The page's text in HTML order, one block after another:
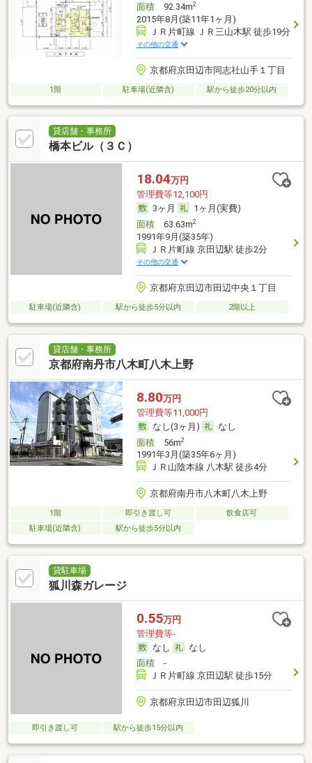
面積92.34m2
2015年8月(築11年1ヶ月)
ＪＲ片町線 ＪＲ三山木駅 徒歩19分
その他の交通
京都府京田辺市同志社山手１丁目
1階 駐車場(近隣含) 駅から徒歩20分以内
貸店舗・事務所
橋本ビル（３Ｃ）
18.04万円
管理費等12,100円
3ヶ月
1ヶ月(実費)
面積63.63m2
1991年9月(築35年)
ＪＲ片町線 京田辺駅 徒歩2分
その他の交通
京都府京田辺市田辺中央１丁目
駐車場(近隣含) 駅から徒歩5分以内 2階以上
貸店舗・事務所
京都府南丹市八木町八木上野
8.80万円
管理費等11,000円
なし(3ヶ月)
なし
面積56m2
1991年3月(築35年6ヶ月)
ＪＲ山陰本線 八木駅 徒歩4分
京都府南丹市八木町八木上野
1階 即引き渡し可
飲食店可
駐車場(近隣含)
駅から徒歩5分以内
貸駐車場
狐川森ガレージ
0.55万円
管理費等-
なし
なし
面積-
ＪＲ片町線 京田辺駅 徒歩15分
京都府京田辺市田辺狐川
即引き渡し可 駅から徒歩15分以内